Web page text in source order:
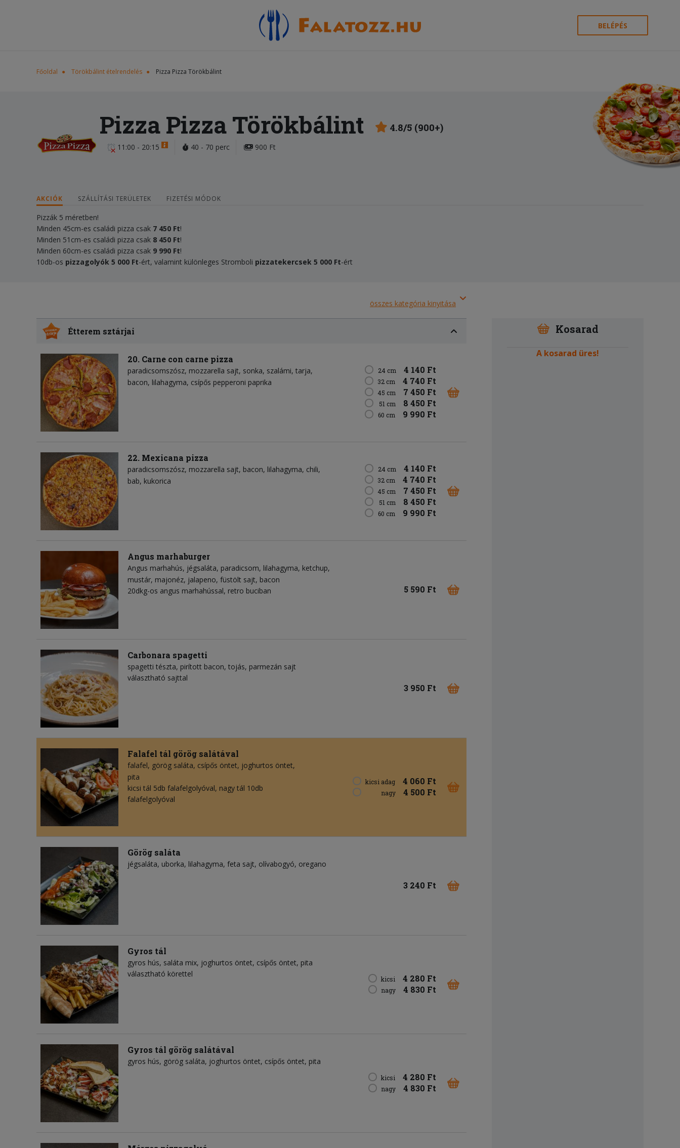
BELÉPÉS
Főoldal Törökbálint ételrendelés Pizza Pizza Törökbálint
Pizza Pizza Törökbálint 4.8/5 (900+)
11:00 - 20:15 40 - 70 perc 900 Ft
AKCIÓK SZÁLLÍTÁSI TERÜLETEK FIZETÉSI MÓDOK
Pizzák 5 méretben!
Minden 45cm-es családi pizza csak 7 450 Ft!
Minden 51cm-es családi pizza csak 8 450 Ft!
Minden 60cm-es családi pizza csak 9 990 Ft!
10db-os pizzagolyók 5 000 Ft-ért, valamint különleges Stromboli pizzatekercsek 5 000 Ft-ért
összes kategória kinyitása
Étterem sztárjai
20. Carne con carne pizza
paradicsomszósz mozzarella sajt sonka szalámi tarja
bacon lilahagyma csípős pepperoni paprika
24 cm 4 140 Ft
32 cm 4 740 Ft
45 cm 7 450 Ft
51 cm 8 450 Ft
60 cm 9 990 Ft
22. Mexicana pizza
paradicsomszósz mozzarella sajt bacon lilahagyma chili
bab kukorica
24 cm 4 140 Ft
32 cm 4 740 Ft
45 cm 7 450 Ft
51 cm 8 450 Ft
60 cm 9 990 Ft
Angus marhaburger
Angus marhahús jégsaláta paradicsom lilahagyma ketchup
mustár majonéz jalapeno füstölt sajt bacon
20dkg-os angus marhahússal, retro buciban
5 590 Ft
Carbonara spagetti
spagetti tészta pirított bacon tojás parmezán sajt
választható sajttal
3 950 Ft
Falafel tál görög salátával
falafel görög saláta csípős öntet joghurtos öntet
pita
kicsi tál 5db falafelgolyóval, nagy tál 10db
falafelgolyóval
kicsi adag 4 060 Ft
nagy 4 500 Ft
Görög saláta
jégsaláta uborka lilahagyma feta sajt olívabogyó oregano
3 240 Ft
Gyros tál
gyros hús saláta mix joghurtos öntet csípős öntet pita
választható körettel
kicsi 4 280 Ft
nagy 4 830 Ft
Gyros tál görög salátával
gyros hús görög saláta joghurtos öntet csípős öntet pita
kicsi 4 280 Ft
nagy 4 830 Ft
Kosarad
A kosarad üres!